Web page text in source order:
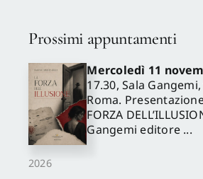
Prossimi appuntamenti
2026
Mercoledì 11
17.30, Sala
Roma.
FORZA
Gangemi editore ...